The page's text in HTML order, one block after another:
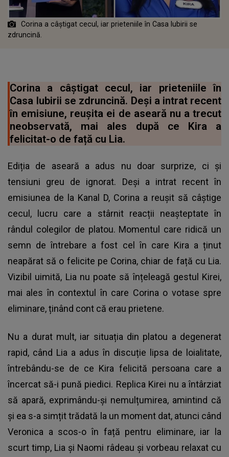
Corina a câștigat cecul, iar prieteniile în Casa Iubirii se
zdruncină.
Corina a câștigat cecul, iar prieteniile în
Casa Iubirii se zdruncină. Deși a intrat recent
în emisiune, reușita ei de aseară nu a trecut
neobservată, mai ales după ce Kira a
felicitat-o de față cu Lia.
Ediția de aseară a adus nu doar surprize, ci și
tensiuni greu de ignorat. Deși a intrat recent în
emisiunea de la Kanal D, Corina a reușit să câștige
cecul, lucru care a stârnit reacții neașteptate în
rândul colegilor de platou. Momentul care ridică un
semn de întrebare a fost cel în care Kira a ținut
neapărat să o felicite pe Corina, chiar de față cu Lia.
Vizibil uimită, Lia nu poate să înțeleagă gestul Kirei,
mai ales în contextul în care Corina o votase spre
eliminare, ținând cont că erau prietene.
Nu a durat mult, iar situația din platou a degenerat
rapid, când Lia a adus în discuție lipsa de loialitate,
întrebându-se de ce Kira felicită persoana care a
încercat să-i pună piedici. Replica Kirei nu a întârziat
să apară, exprimându-și nemulțumirea, amintind că
și ea s-a simțit trădată la un moment dat, atunci când
Veronica a scos-o în față pentru eliminare, iar la
scurt timp, Lia și Naomi râdeau și vorbeau relaxat cu